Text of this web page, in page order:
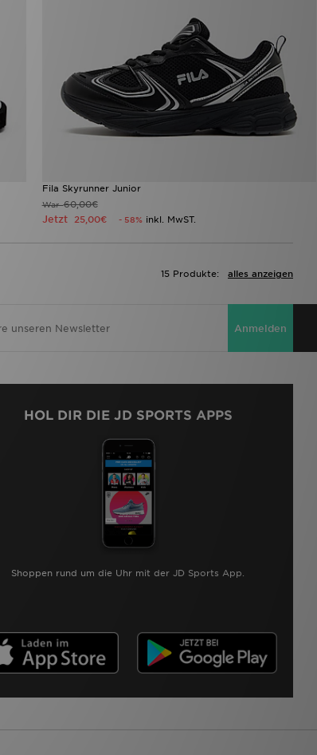
Fila Skyrunner Junior
War60,00€
Jetzt 25,00€ - 58% inkl. MwST.
alles anzeigen
15 Produkte:
Anmelden
HOL DIR DIE JD SPORTS APPS
Shoppen rund um die Uhr mit der JD Sports App.